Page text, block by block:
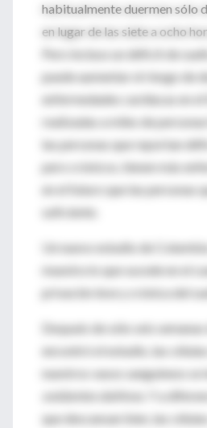
habitualmente duermen sólo
en lugar de las siete a ocho
Pero incluso un déficit de
puede aumentar el riesgo de
enfermedades cardíacas en
realizadas a miles de
las personas que reportan
pero crónicos, tienen más
en el futuro que las personas
suficiente.
Un nuevo estudio de
muestra lo que sucede en el
privación leve y crónica del
Después de sólo seis semanas
encontró el estudio, las
nuestros vasos sanguíneos se
oxidantes dañinos
. Y a
que descansan bien, las